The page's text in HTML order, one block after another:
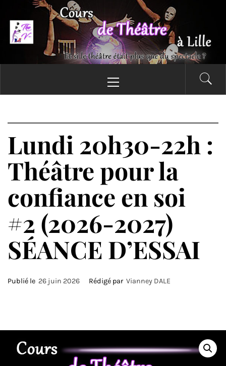
au
contenu
COURS DE THÉÂTRE
THE V-
Et si le théâtre était plus que du spectacle ?
principal
Lundi 20h30-22h :
Théâtre pour la
confiance en soi
#2 (2026-2027)
SÉANCE D’ESSAI
Publié le 26 juin 2026 Rédigé par Vianney DALE